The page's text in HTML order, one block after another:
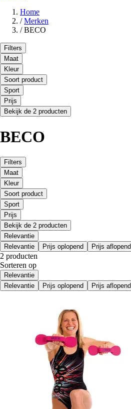
Home
/ Merken
/ BECO
Filters
Maat
Kleur
Soort product
Sport
Prijs
Bekijk de 2 producten
BECO
Filters
Maat
Kleur
Soort product
Sport
Prijs
Bekijk de 2 producten
Relevantie
Relevantie
Prijs oplopend Prijs aflopend
2 producten
Sorteren op
Relevantie
Relevantie
Prijs oplopend Prijs aflopend